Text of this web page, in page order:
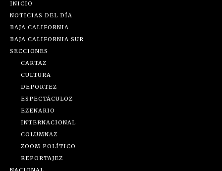
INICIO
NOTICIAS DEL DÍA
BAJA CALIFORNIA
BAJA CALIFORNIA SUR
SECCIONES
CARTAZ
CULTURA
DEPORTEZ
ESPECTÁCULOZ
EZENARIO
INTERNACIONAL
COLUMNAZ
ZOOM POLÍTICO
REPORTAJEZ